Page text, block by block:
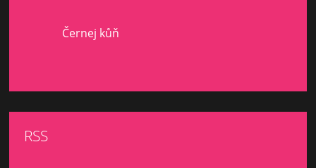
Černej kůň
RSS